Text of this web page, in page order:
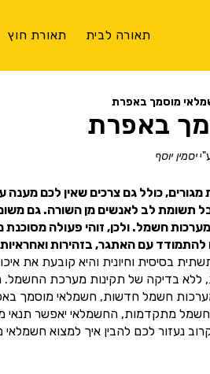
תאורה לבית תאורת חוץ
מוסמך באפרת
באפרת
יסמין יוסף
מגורים, כולל גם צרכים שאין לכם
תשומת לב לאנשים מן השורה. גם
חשמל. ולכן, זוהי פעולה
עם האתגר, בזהירות
בסיסית וחיונית והיא קובעת את
ללא בדיקה של תקינות מערכת
חשמל חדשות, חשמלאי מוסמך
מתקדמות, החשמלאי יאפשר תנאי
נעזור לכם להבין איך למצוא חשמלאי